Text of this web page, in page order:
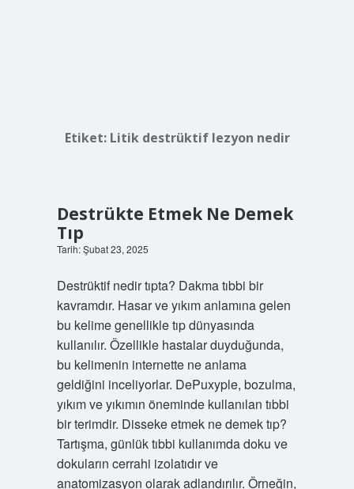
Etiket: Litik destrüktif lezyon nedir
Destrükte Etmek Ne Demek
Tıp
Tarih: Şubat 23, 2025
Destrüktif nedir tıpta? Dakma tıbbi bir
kavramdır. Hasar ve yıkım anlamına gelen
bu kelime genellikle tıp dünyasında
kullanılır. Özellikle hastalar duyduğunda,
bu kelimenin internette ne anlama
geldiğini inceliyorlar. DePuxyple, bozulma,
yıkım ve yıkımın öneminde kullanılan tıbbi
bir terimdir. Disseke etmek ne demek tıp?
Tartışma, günlük tıbbi kullanımda doku ve
dokuların cerrahi izolatıdır ve
anatomizasyon olarak adlandırılır. Örneğin,